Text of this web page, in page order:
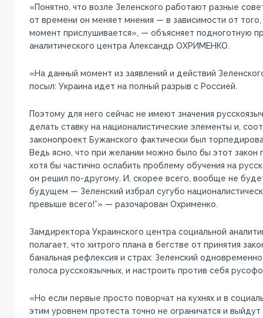
«Понятно, что возле Зеленского работают разные
от времени он меняет мнения — в зависимости от
момент прислушивается», — объясняет подноготную
аналитического центра Александр ОХРИМЕНКО.
«На данный момент из заявлений и действий
посыл: Украина идет на полный разрыв с Россией.
Поэтому для него сейчас не имеют значения
делать ставку на националистические элементы и,
законопроект Бужанского фактически был
Ведь ясно, что при желании можно было бы этот закон
хотя бы частично ослабить проблему обучения на
он решил по-другому. И, скорее всего, вообще не
будущем — Зеленский избрал сугубо
превыше всего!”» — разочарован Охрименко.
Замдиректора Украинского центра социальной
полагает, что хитрого плана в бегстве от принятия
банальная рефлексия и страх: Зеленский
голоса русскоязычных, и настроить против себя
«Но если первые просто поворчат на кухнях и в
этим уровнем протеста точно не ограничатся и выйдут